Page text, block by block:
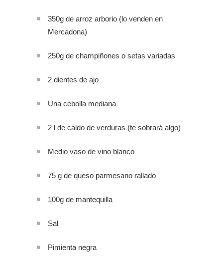
350g de arroz arborio (lo venden en
Mercadona)
250g de champiñones o setas variadas
2 dientes de ajo
Una cebolla mediana
2 l de caldo de verduras (te sobrará algo)
Medio vaso de vino blanco
75 g de queso parmesano rallado
100g de mantequilla
Sal
Pimienta negra